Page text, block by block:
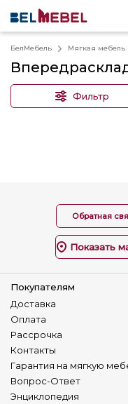
БелМебель Мягкая мебель
Фильтр
Обратная
Показать
Покупателям
Доставка
Оплата
Рассрочка
Контакты
Гарантия на мягкую
Вопрос-Ответ
Энциклопедия